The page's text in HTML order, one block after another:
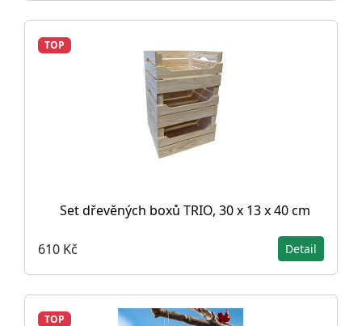
TOP
Set dřevěných boxů TRIO, 30 x 13 x 40 cm
610 Kč Detail
TOP